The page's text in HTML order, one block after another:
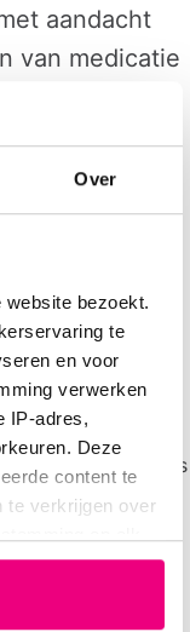
Over
website bezoekt.
te
en voor
verwerken
IP-adres,
Deze
content te
te verkrijgen over
icoontje
is te vinden
aandacht
van medicatie
méér
en
een
van leven.
mee langsdrie
ernstig astma:
(‘generieke
biosimilars
(longrevalidatie,